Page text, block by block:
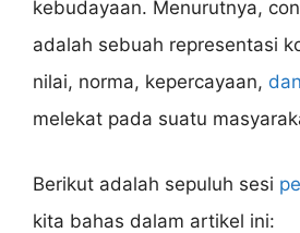
kebudayaan. Menurutnya,
adalah sebuah representasi
nilai, norma, kepercayaan,
melekat pada suatu
Berikut adalah sepuluh sesi
kita bahas dalam artikel ini: